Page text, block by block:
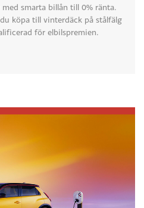
smarta billån till 0% ränta.
köpa till vinterdäck på stålfälg
för elbilspremien.